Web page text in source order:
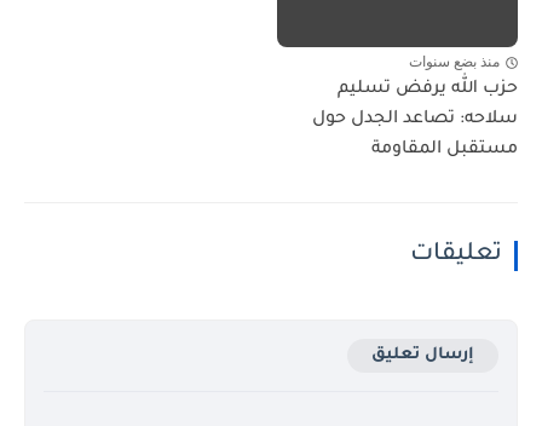
منذ بضع سنوات
حزب الله يرفض تسليم
سلاحه: تصاعد الجدل حول
مستقبل المقاومة
تعليقات
إرسال تعليق